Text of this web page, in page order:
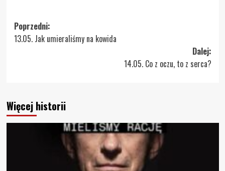
Zobacz
wpisy
Poprzedni:
13.05. Jak umieraliśmy na kowida
Dalej:
14.05. Co z oczu, to z serca?
Więcej historii